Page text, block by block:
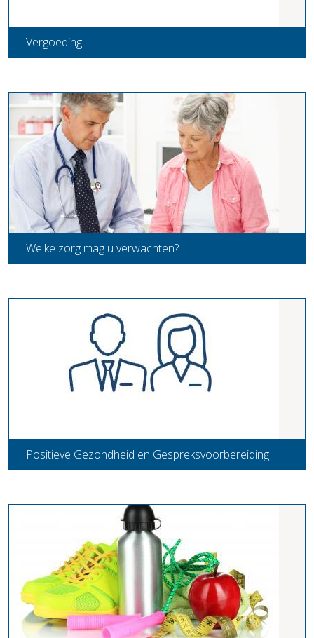
Vergoeding
Welke zorg mag u verwachten?
Positieve Gezondheid en Gespreksvoorbereiding